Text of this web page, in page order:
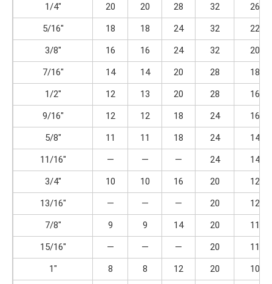
1/4″
20 20 28 32
26
5/16″
18 18 24 32
22
3/8″
16 16 24 32
20
7/16″
14 14 20 28
18
1/2″
12 13 20 28
16
9/16″
12 12 18 24
16
5/8″
11 11 18 24
14
11/16″
— — — 24
14
3/4″
10 10 16 20
12
13/16″
— — — 20
12
7/8″
9 9 14 20
11
15/16″
— — — 20
11
1″
8 8 12 20
10